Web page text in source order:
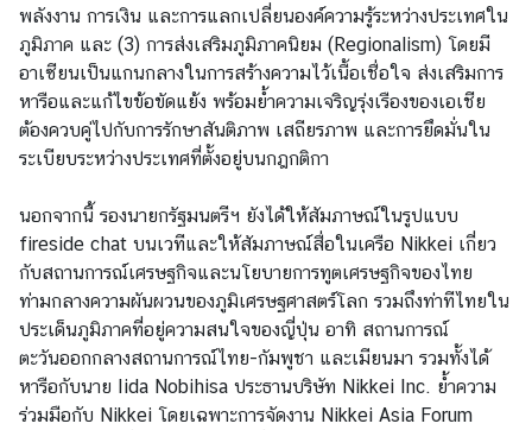
ป
ร
ะ
ก
า
ศ
ล
ะ
อื่
น
ๆ
ก
พลังงาน การเงิน และการแลกเปลี่ยนองค์ความรู้ระหว่างประเทศใน
ภูมิภาค และ (3) การส่งเสริมภูมิภาคนิยม (Regionalism) โดยมี
อาเซียนเป็นแกนกลางในการสร้างความไว้เนื้อเชื่อใจ ส่งเสริมการ
หารือและแก้ไขข้อขัดแย้ง พร้อมย้ำความเจริญรุ่งเรืองของเอเชีย
ต้องควบคู่ไปกับการรักษาสันติภาพ เสถียรภาพ และการยึดมั่นใน
ระเบียบระหว่างประเทศที่ตั้งอยู่บนกฎกติกา
นอกจากนี้ รองนายกรัฐมนตรีฯ ยังได้ให้สัมภาษณ์ในรูปแบบ
fireside chat บนเวทีและให้สัมภาษณ์สื่อในเครือ Nikkei เกี่ยว
กับสถานการณ์เศรษฐกิจและนโยบายการทูตเศรษฐกิจของไทย
ท่ามกลางความผันผวนของภูมิเศรษฐศาสตร์โลก รวมถึงท่าทีไทยใน
ประเด็นภูมิภาคที่อยู่ความสนใจของญี่ปุ่น อาทิ สถานการณ์
ตะวันออกกลางสถานการณ์ไทย-กัมพูชา และเมียนมา รวมทั้งได้
หารือกับนาย Iida Nobihisa ประธานบริษัท Nikkei Inc. ย้ำความ
ร่วมมือกับ Nikkei โดยเฉพาะการจัดงาน Nikkei Asia Forum